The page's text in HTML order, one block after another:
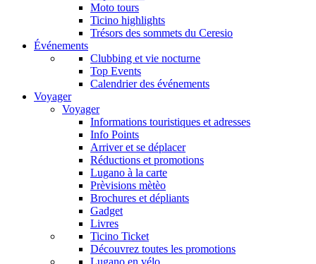
Moto tours
Ticino highlights
Trésors des sommets du Ceresio
Événements
Clubbing et vie nocturne
Top Events
Calendrier des événements
Voyager
Voyager
Informations touristiques et adresses
Info Points
Arriver et se déplacer
Réductions et promotions
Lugano à la carte
Prèvisions mètèo
Brochures et dépliants
Gadget
Livres
Ticino Ticket
Découvrez toutes les promotions
Lugano en vélo